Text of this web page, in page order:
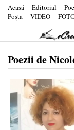
Acasă Editorial
Poşta
VIDEO
Poezii de